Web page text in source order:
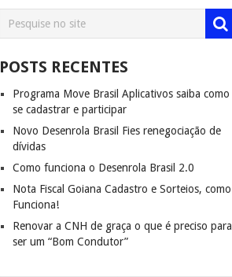
POSTS RECENTES
Programa Move Brasil Aplicativos saiba como
se cadastrar e participar
Novo Desenrola Brasil Fies renegociação de
dívidas
Como funciona o Desenrola Brasil 2.0
Nota Fiscal Goiana Cadastro e Sorteios, como
Funciona!
Renovar a CNH de graça o que é preciso para
ser um “Bom Condutor”